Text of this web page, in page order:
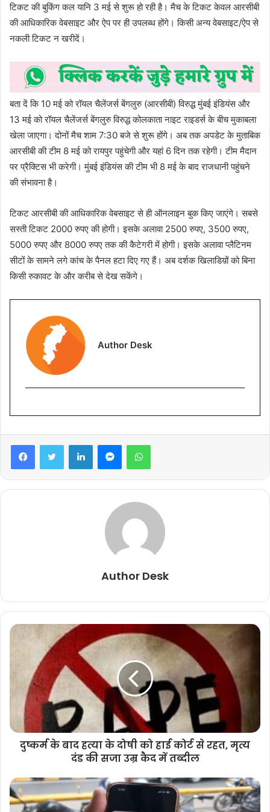
टिकट की बुकिंग कल यानि 3 मई से शुरू हो रही है। मैच के टिकट केवल आरसीबी
की आधिकारिक वेबसाइट और ऐप पर ही उपलब्ध होंगे। किसी अन्य वेबसाइट/ऐप से
नकली टिकट न खरीदें।
बता दें कि 10 मई को रॉयल चैलेंजर्स बेंगलुरु (आरसीबी) विरुद्ध मुंबई इंडियंस और
13 मई को रॉयल चैलेंजर्स बेंगलुरु विरुद्ध कोलकाता नाइट राइडर्स के बीच मुकाबला
खेला जाएगा। दोनों मैच शाम 7:30 बजे से शुरू होंगे। अब तक अपडेट के मुताबिक
आरसीबी की टीम 8 मई को रायपुर पहुंचेगी और यहां 6 दिन तक रहेगी। टीम मैदान
पर प्रैक्टिस भी करेगी। मुंबई इंडियंस की टीम भी 8 मई के बाद राजधानी पहुंचने
की संभावना है।
टिकट आरसीबी की आधिकारिक वेबसाइट से ही ऑनलाइन बुक किए जाएंगे। सबसे
सस्ती टिकट 2000 रुपए की होगी। इसके अलावा 2500 रुपए, 3500 रुपए,
5000 रुपए और 8000 रुपए तक की कैटेगरी में होगी। इसके अलावा प्लैटिनम
सीटों के सामने लगे कांच के पैनल हटा दिए गए हैं। अब दर्शक खिलाडिय़ों को बिना
किसी रुकावट के और करीब से देख सकेंगे।
Author Desk
Author Desk
दुष्कर्म के बाद हत्या के दोषी को हाई कोर्ट से रहत, मृत्य
दंड की सजा उम्र कैद में तब्दील